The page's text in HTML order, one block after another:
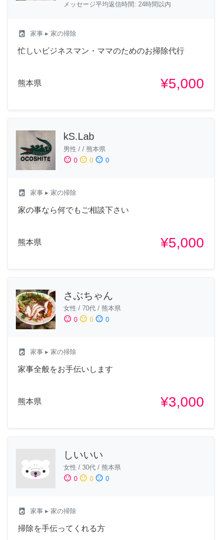
メッセージ平均返信時間: 24時間以内
local_laundry_service 家事 ▸ 家の掃除
忙しいビジネスマン・ママのためのお掃除代行
熊本県 ¥5,000
kS.Lab
男性 / / 熊本県
sentiment_satisfied 0 sentiment_neutral 0 sentiment_dissatisfied 0
local_laundry_service 家事 ▸ 家の掃除
家の事なら何でもご相談下さい
熊本県 ¥5,000
さぶちゃん
女性 / 70代 / 熊本県
sentiment_satisfied 0 sentiment_neutral 0 sentiment_dissatisfied 0
local_laundry_service 家事 ▸ 家の掃除
家事全般をお手伝いします
熊本県 ¥3,000
しいいい
女性 / 30代 / 熊本県
sentiment_satisfied 0 sentiment_neutral 0 sentiment_dissatisfied 0
local_laundry_service 家事 ▸ 家の掃除
掃除を手伝ってくれる方